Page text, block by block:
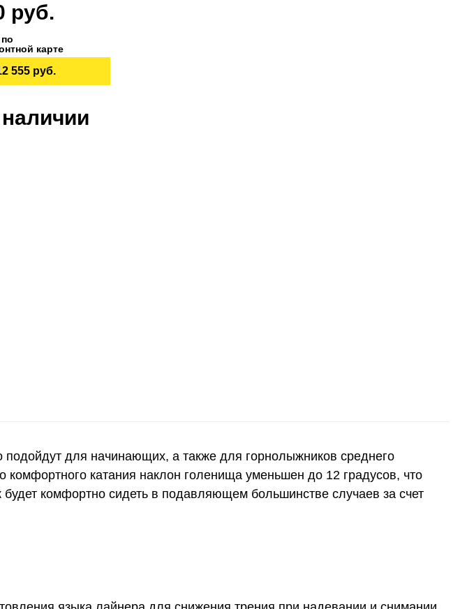
руб.
карте
555 руб.
для начинающих, а также для горнолыжников среднего
катания наклон голенища уменьшен до 12 градусов, что
будет комфортно сидеть в подавляющем большинстве случаев за счет